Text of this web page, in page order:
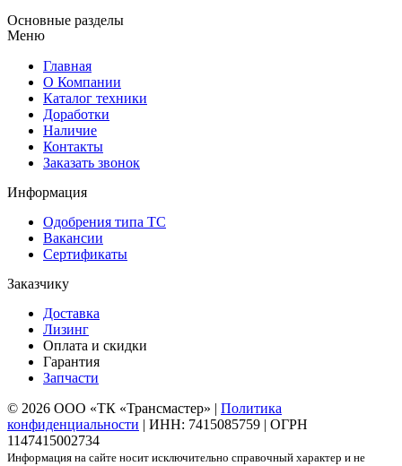
Основные разделы
Меню
Главная
О Компании
Каталог техники
Доработки
Наличие
Контакты
Заказать звонок
Информация
Одобрения типа ТС
Вакансии
Сертификаты
Заказчику
Доставка
Лизинг
Оплата и скидки
Гарантия
Запчасти
© 2026 ООО «ТК «Трансмастер» | Политика
конфиденциальности | ИНН: 7415085759 | ОГРН
1147415002734
Информация на сайте носит исключительно справочный характер и не